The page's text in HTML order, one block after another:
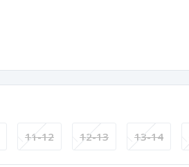
11-12 12-13 13-14